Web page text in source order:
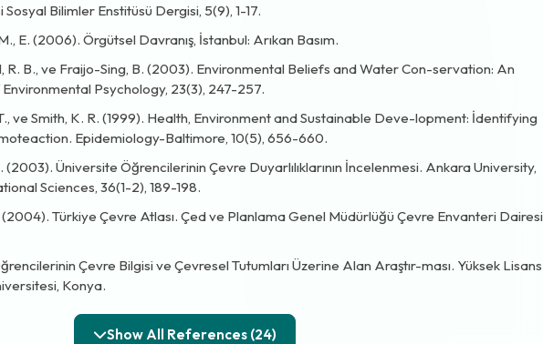
Bilimler Enstitüsü Dergisi, 5(9), 1-17.
E. (2006). Örgütsel Davranış, İstanbul: Arıkan Basım.
R. B., ve Fraijo-Sing, B. (2003). Environmental Beliefs and Water Con-servation: An
Psychology, 23(3), 247-257.
ve Smith, K. R. (1999). Health, Environment and Sustainable Deve-lopment: İdentifying
Epidemiology-Baltimore, 10(5), 656-660.
Üniversite Öğrencilerinin Çevre Duyarlılıklarının İncelenmesi. Ankara University,
Sciences, 36(1-2), 189-198.
(2004). Türkiye Çevre Atlası. Çed ve Planlama Genel Müdürlüğü Çevre Envanteri Dairesi
Çevre Bilgisi ve Çevresel Tutumları Üzerine Alan Araştır-ması. Yüksek Lisans
Konya.
Show All References (24)